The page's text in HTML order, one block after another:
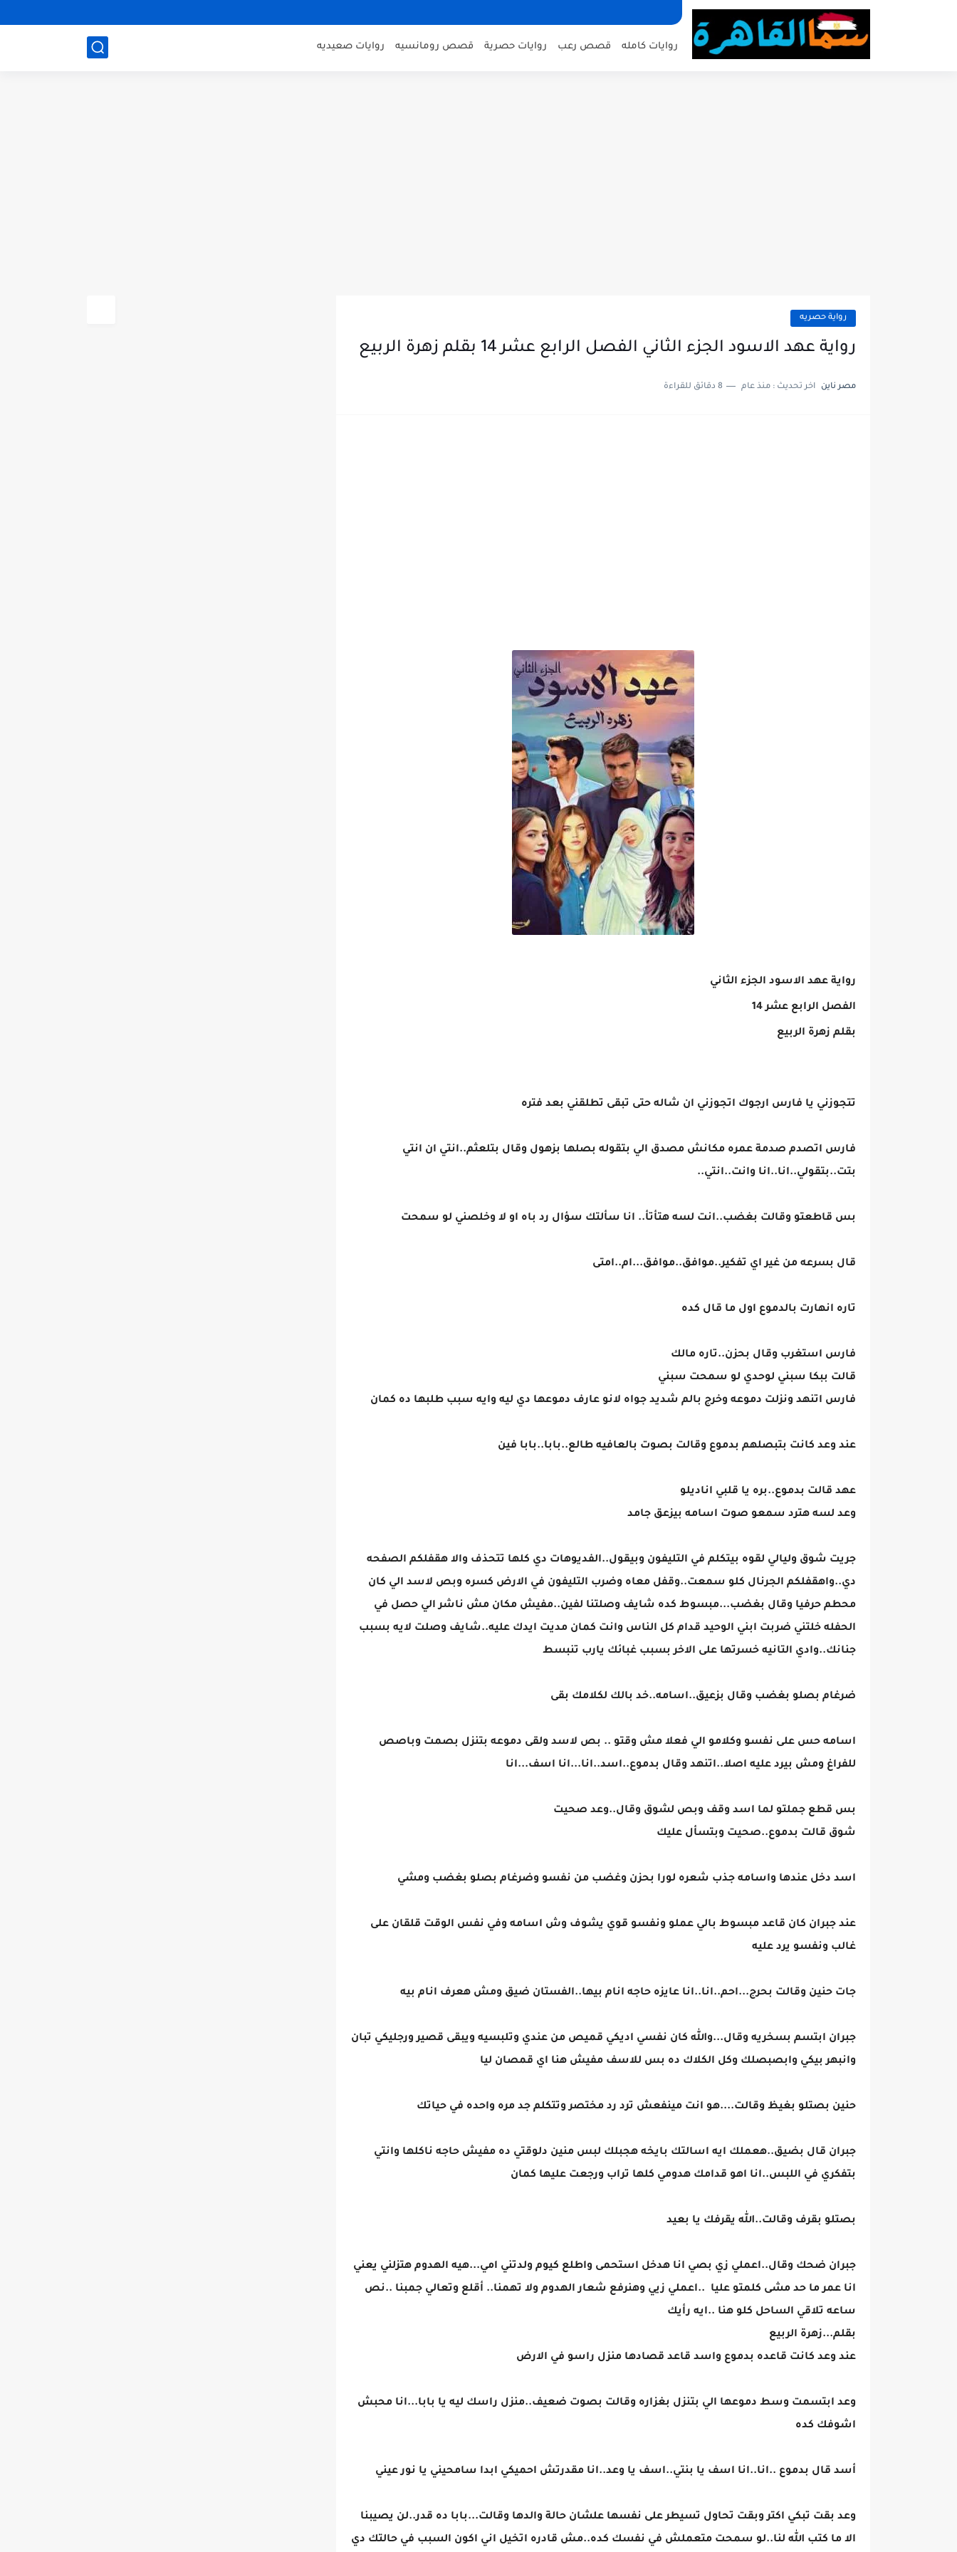
روايات كامله قصص رعب روايات حصرية قصص رومانسيه روايات صعيديه
رواية حصريه
رواية عهد الاسود الجزء الثاني الفصل الرابع عشر 14 بقلم زهرة الربيع
مصر ناين اخر تحديث : منذ عام 8 دقائق للقراءة
رواية عهد الاسود الجزء الثاني
الفصل الرابع عشر 14
بقلم زهرة الربيع
تتجوزني يا فارس ارجوك اتجوزني ان شاله حتى تبقى تطلقني بعد فتره
فارس اتصدم صدمة عمره مكانش مصدق الي بتقوله بصلها بزهول وقال بتلعثم..انتي ان انتي
بتت..بتقولي..انا..انا وانت..انتي..
بس قاطعتو وقالت بغضب..انت لسه هتأتأ.. انا سألتك سؤال رد باه او لا وخلصني لو سمحت
قال بسرعه من غير اي تفكير..موافق..موافق...ام..امتى
تاره انهارت بالدموع اول ما قال كده
فارس استغرب وقال بحزن..تاره مالك
قالت ببكا سبني لوحدي لو سمحت سبني
فارس اتنهد ونزلت دموعه وخرج بالم شديد جواه لانو عارف دموعها دي ليه وايه سبب طلبها ده كمان
عند وعد كانت بتبصلهم بدموع وقالت بصوت بالعافيه طالع..بابا..بابا فين
عهد قالت بدموع..بره يا قلبي اناديلو
وعد لسه هترد سمعو صوت اسامه بيزعق جامد
جريت شوق وليالي لقوه بيتكلم في التليفون وبيقول..الفديوهات دي كلها تتحذف والا هقفلكم الصفحه
دي..واهقفلكم الجرنال كلو سمعت..وقفل معاه وضرب التليفون في الارض كسره وبص لاسد الي كان
محطم حرفيا وقال بغضب...مبسوط كده شايف وصلتنا لفين..مفيش مكان مش ناشر الي حصل في
الحفله خلتني ضربت ابني الوحيد قدام كل الناس وانت كمان مديت ايدك عليه..شايف وصلت لايه بسبب
جنانك..وادي التانيه خسرتها على الاخر بسبب غبائك يارب تنبسط
ضرغام بصلو بغضب وقال بزعيق..اسامه..خد بالك لكلامك بقى
اسامه حس على نفسو وكلامو الي فعلا مش وقتو .. بص لاسد ولقى دموعه بتنزل بصمت وباصص
للفراغ ومش بيرد عليه اصلا..اتنهد وقال بدموع..اسد..انا...انا اسف...انا
بس قطع جملتو لما اسد وقف وبص لشوق وقال..وعد صحيت
شوق قالت بدموع..صحيت وبتسأل عليك
اسد دخل عندها واسامه جذب شعره لورا بحزن وغضب من نفسو وضرغام بصلو بغضب ومشي
عند جبران كان قاعد مبسوط بالي عملو ونفسو قوي يشوف وش اسامه وفي نفس الوقت قلقان على
غالب ونفسو يرد عليه
جات حنين وقالت بحرج...احم..انا..انا عايزه حاجه انام بيها..الفستان ضيق ومش هعرف انام بيه
جبران ابتسم بسخريه وقال...والله كان نفسي اديكي قميص من عندي وتلبسيه ويبقى قصير ورجليكي تبان
وانبهر بيكي وابصبصلك وكل الكلاك ده بس للاسف مفيش هنا اي قمصان ليا
حنين بصتلو بغيظ وقالت....هو انت مينفعش ترد رد مختصر وتتكلم جد مره واحده في حياتك
جبران قال بضيق..هعملك ايه اسالتك بايخه هجبلك لبس منين دلوقتي ده مفيش حاجه ناكلها وانتي
بتفكري في اللبس..انا اهو قدامك هدومي كلها تراب ورجعت عليها كمان
بصتلو بقرف وقالت..الله يقرفك يا بعيد
جبران ضحك وقال..اعملي زي بصي انا هدخل استحمى واطلع كيوم ولدتني امي...هيه الهدوم هتزلني يعني
انا عمر ما حد مشى كلمتو عليا ..اعملي زيي وهنرفع شعار الهدوم ولا تهمنا.. أقلع وتعالي جمبنا ..نص
ساعه تلاقي الساحل كلو هنا ..ايه رأيك
بقلم...زهرة الربيع
عند وعد كانت قاعده بدموع واسد قاعد قصادها منزل راسو في الارض
وعد ابتسمت وسط دموعها الي بتنزل بغزاره وقالت بصوت ضعيف..منزل راسك ليه يا بابا...انا محبش
اشوفك كده
أسد قال بدموع ..انا..انا اسف يا بنتي..اسف يا وعد..انا مقدرتش احميكي ابدا سامحيني يا نور عيني
وعد بقت تبكي اكتر وبقت تحاول تسيطر على نفسها علشان حالة والدها وقالت...بابا ده قدر..لن يصيبنا
الا ما كتب الله لنا..لو سمحت متعملش في نفسك كده..مش قادره اتخيل اني اكون السبب في حالتك دي